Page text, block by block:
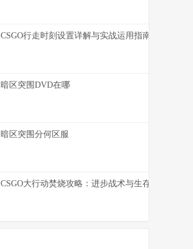
CSGO行走时刻设置详解与实战运用指南
暗区突围DVD在哪
暗区突围分何区服
CSGO大行动焚烧攻略：进步战术与生存能力的技巧